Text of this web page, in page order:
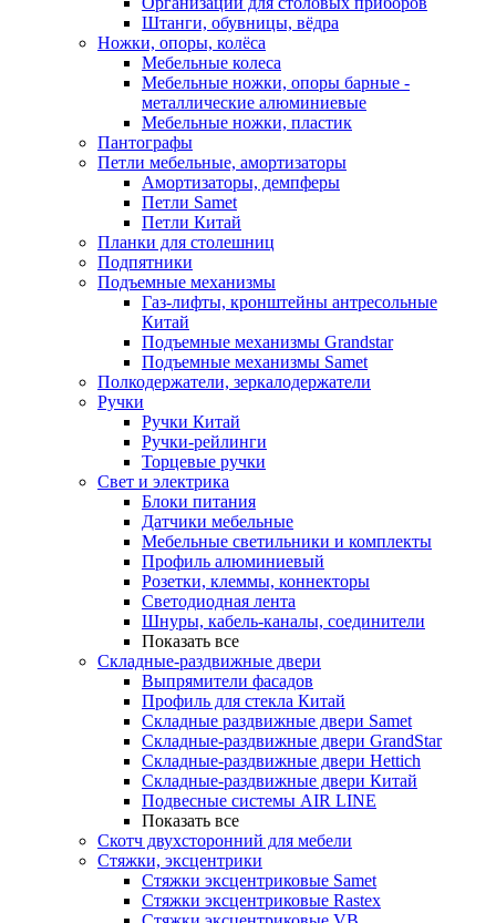
Штанги, обувницы, вёдра
Ножки, опоры, колёса
Мебельные колеса
Мебельные ножки, опоры барные -
металлические алюминиевые
Мебельные ножки, пластик
Пантографы
Петли мебельные, амортизаторы
Амортизаторы, демпферы
Петли Samet
Петли Китай
Планки для столешниц
Подпятники
Подъемные механизмы
Газ-лифты, кронштейны антресольные
Китай
Подъемные механизмы Grandstar
Подъемные механизмы Samet
Полкодержатели, зеркалодержатели
Ручки
Ручки Китай
Ручки-рейлинги
Торцевые ручки
Свет и электрика
Блоки питания
Датчики мебельные
Мебельные светильники и комплекты
Профиль алюминиевый
Розетки, клеммы, коннекторы
Светодиодная лента
Шнуры, кабель-каналы, соединители
Показать все
Складные-раздвижные двери
Выпрямители фасадов
Профиль для стекла Китай
Складные раздвижные двери Samet
Складные-раздвижные двери GrandStar
Складные-раздвижные двери Hettich
Складные-раздвижные двери Китай
Подвесные системы AIR LINE
Показать все
Скотч двухсторонний для мебели
Стяжки, эксцентрики
Cтяжки эксцентриковые Samet
Стяжки эксцентриковые Rastex